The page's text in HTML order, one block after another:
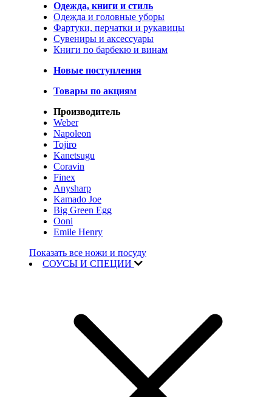
Одежда, книги и стиль
Одежда и головные уборы
Фартуки, перчатки и рукавицы
Сувениры и аксессуары
Книги по барбекю и винам
Новые поступления
Товары по акциям
Производитель
Weber
Napoleon
Tojiro
Kanetsugu
Coravin
Finex
Anysharp
Kamado Joe
Big Green Egg
Ooni
Emile Henry
Показать все ножи и посуду
СОУСЫ И СПЕЦИИ